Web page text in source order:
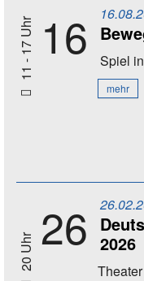
11 - 17 Uhr 16 Spiel
mehr
20 Uhr 26 2026
Theater